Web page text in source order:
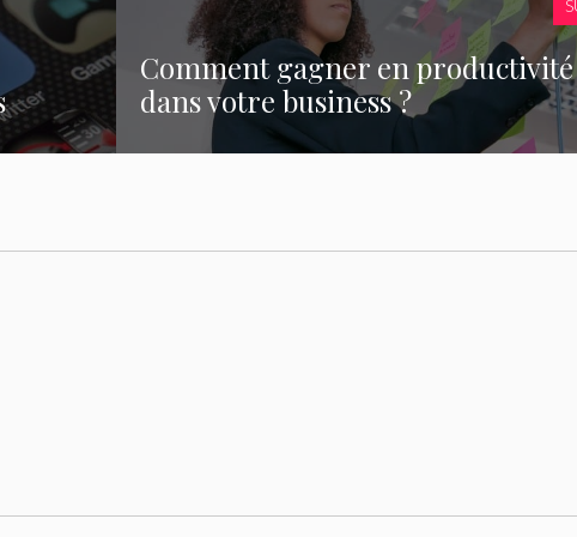
Comment gagner en productivité
dans votre business ?